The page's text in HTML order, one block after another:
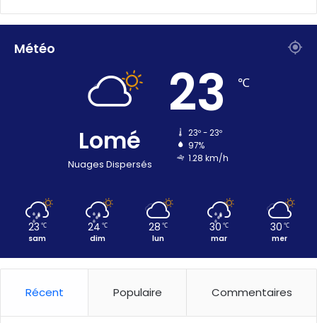
Météo
Lomé
Nuages Dispersés
23 ℃
23º - 23º
97%
1.28 km/h
23 ℃
sam
24 ℃
dim
28 ℃
lun
30 ℃
mar
30 ℃
mer
Récent Populaire Commentaires